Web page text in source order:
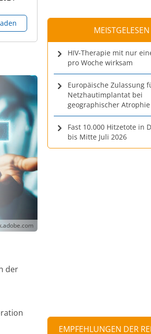
der
MEISTGELESEN
HIV-Therapie mit nur
pro Woche wirksam
Europäische Zulassung
Netzhautimplantat bei
geographischer Atrophie
Fast 10.000 Hitzetote in
bis Mitte Juli 2026
EMPFEHLUNGEN DER